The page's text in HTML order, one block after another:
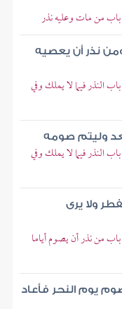
من مات وعليه نذر
نذر أن يعصيه
النذر فيما لا يملك وفي
وليتم صومه
النذر فيما لا يملك وفي
ولا يرى
من نذر أن يصوم أياما
يوم النحر فأعاد